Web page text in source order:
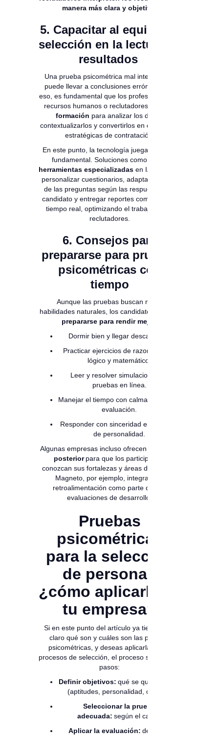
manera más clara y objetiva.
5. Capacitar al equipo de
selección en la lectura de
resultados
Una prueba psicométrica mal interpretada
puede llevar a conclusiones erróneas. Por
eso, es fundamental que los profesionales de
recursos humanos o reclutadores
formación para analizar los datos,
contextualizarlos y convertirlos en decisiones
estratégicas de contratación.
En este punto, la tecnología juega un papel
fundamental. Soluciones como las de
herramientas especializadas en IA permiten
personalizar cuestionarios, adaptar el orden
de las preguntas según las respuestas del
candidato y entregar reportes completos en
tiempo real, optimizando el trabajo de los
reclutadores.
6. Consejos para
prepararse para pruebas
psicométricas con
tiempo
Aunque las pruebas buscan medir
habilidades naturales, los candidatos pueden
prepararse para rendir mejor
Dormir bien y llegar descansado.
Practicar ejercicios de razonamiento
lógico y matemático.
Leer y resolver simulaciones de
pruebas en línea.
Manejar el tiempo con calma durante la
evaluación.
Responder con sinceridad en pruebas
de personalidad.
Algunas empresas incluso ofrecen
posteriorpara que los participantes
conozcan sus fortalezas y áreas de mejora.
Magneto, por ejemplo, integra esta
retroalimentación como parte de sus
evaluaciones de desarrollo.
Pruebas
psicométricas
para la selección
de personal:
¿cómo aplicarlas a
tu empresa?
Si en este punto del artículo ya tienes más
claro qué son y cuáles son las pruebas
psicométricas, y deseas aplicarlas a tus
procesos de selección, el proceso sigue estos
pasos:
Definir objetivos: qué se quiere medir
(aptitudes, personalidad, cultura).
Seleccionar la prueba
adecuada: según el cargo.
Aplicar la evaluación: de forma